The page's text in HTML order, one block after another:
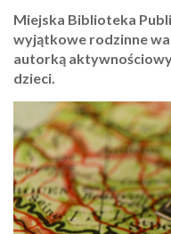
Miejska Biblioteka
wyjątkowe rodzinne
autorką
dzieci.